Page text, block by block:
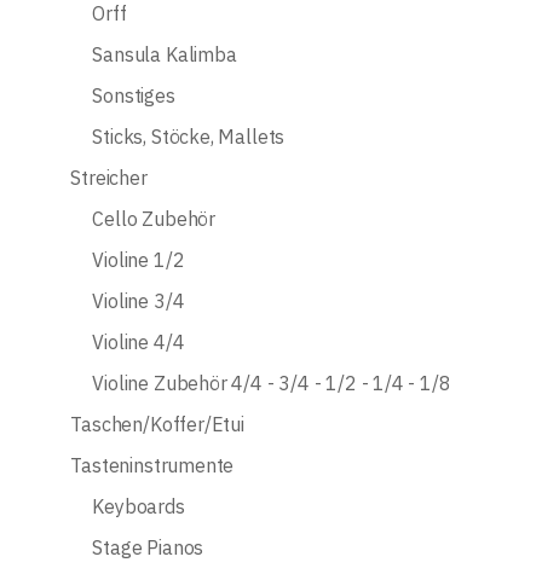
Orff
Sansula Kalimba
Sonstiges
Sticks, Stöcke, Mallets
Streicher
Cello Zubehör
Violine 1/2
Violine 3/4
Violine 4/4
Violine Zubehör 4/4 - 3/4 - 1/2 - 1/4 - 1/8
Taschen/Koffer/Etui
Tasteninstrumente
Keyboards
Stage Pianos